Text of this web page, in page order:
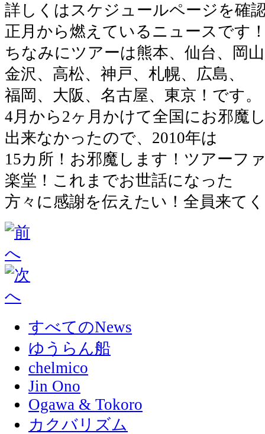
詳しくはスケジュールページを確
正月から燃えているニュースです
ちなみにツアーは熊本、仙台、岡
金沢、高松、神戸、札幌、広島、
福岡、大阪、名古屋、東京！です。
4月から2ヶ月かけて全国にお邪魔
出来なかったので、2010年は
15カ所！お邪魔します！ツアーフ
楽堂！これまでお世話になった
方々に感謝を伝えたい！全員来て
すべてのNews
ゆうらん船
chelmico
Jin Ono
Ogawa & Tokoro
カクバリズム